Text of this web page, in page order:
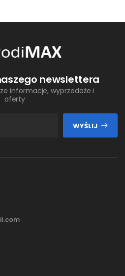
newslettera
informacje, wyprzedaże i
oferty
WYŚLIJ